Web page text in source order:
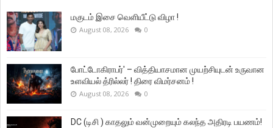
மகுடம் இசை வெளியீட்டு விழா !
August 08, 2026 0
போட்டோகிராபர்' – வித்தியாசமான முயற்சியுடன் உருவான
உளவியல் த்ரில்லர் ! திரை விமர்சனம் !
August 08, 2026 0
DC (டிசி ) காதலும் வன்முறையும் கலந்த அதிரடி பயணம்!